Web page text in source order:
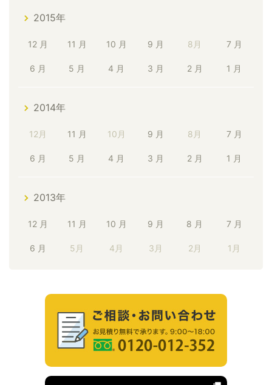
2015年
12 月 11 月 10 月 9 月 8月 7 月
6 月 5 月 4 月 3 月 2 月 1 月
2014年
12月 11 月 10月 9 月 8月 7 月
6 月 5 月 4 月 3 月 2 月 1 月
2013年
12 月 11 月 10 月 9 月 8 月 7 月
6 月 5月 4月 3月 2月 1月